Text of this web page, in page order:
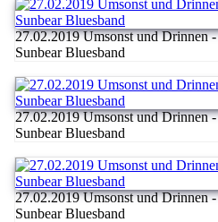
27.02.2019 Umsonst und Drinnen
Sunbear Bluesband
27.02.2019 Umsonst und Drinnen
Sunbear Bluesband
27.02.2019 Umsonst und Drinnen
Sunbear Bluesband